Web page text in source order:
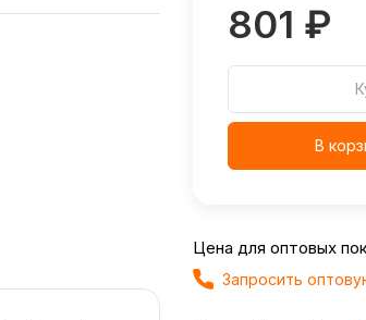
801 ₽
В
Цена для оптовых
Запросить